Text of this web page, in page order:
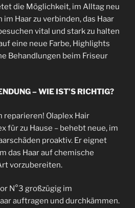
die Möglichkeit, im Alltag neu
Haar zu verbinden, das Haar
vital und stark zu halten
eine neue Farbe, Highlights
Behandlungen beim Friseur
– WIE IST’S RICHTIG?
reparieren! Olaplex Hair
für zu Hause – behebt neue, im
proaktiv. Er eignet
das Haar auf chemische
vorzubereiten.
N°3 großzügig im
auftragen und durchkämmen.